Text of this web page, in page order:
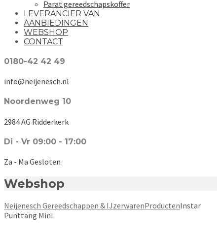
Parat gereedschapskoffer
LEVERANCIER VAN
AANBIEDINGEN
WEBSHOP
CONTACT
0180-42 42 49
info@neijenesch.nl
Noordenweg 10
2984 AG Ridderkerk
Di - Vr 09:00 - 17:00
Za - Ma Gesloten
Webshop
Neijenesch Gereedschappen & IJzerwarenProductenInstar
Punttang Mini